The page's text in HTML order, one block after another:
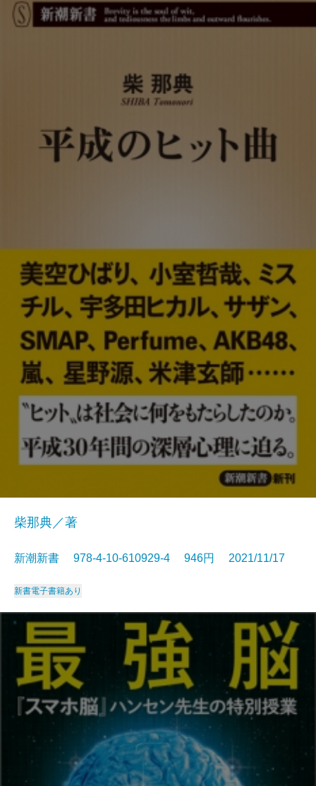
柴那典／著
新潮新書 978-4-10-610929-4 946円 2021/11/17
新書電子書籍あり